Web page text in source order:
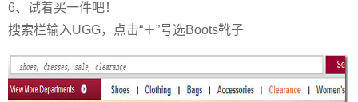
6、试着买一件吧！
搜索栏输入UGG，点击“＋”号选Boots靴子